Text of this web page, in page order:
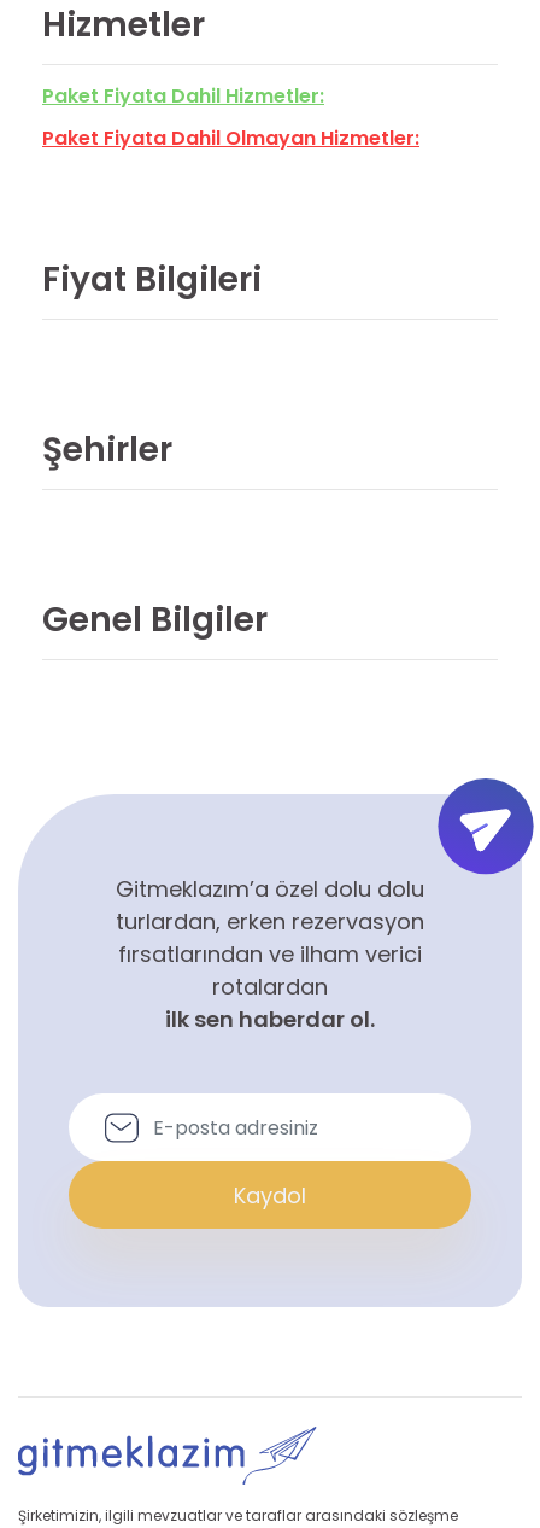
Hizmetler
Paket Fiyata Dahil Hizmetler:
Paket Fiyata Dahil Olmayan Hizmetler:
Fiyat Bilgileri
Şehirler
Genel Bilgiler
Gitmeklazım’a özel dolu dolu
turlardan, erken rezervasyon
fırsatlarından ve ilham verici
rotalardan
ilk sen haberdar ol.
Kaydol
Şirketimizin, ilgili mevzuatlar ve taraflar arasındaki sözleşme